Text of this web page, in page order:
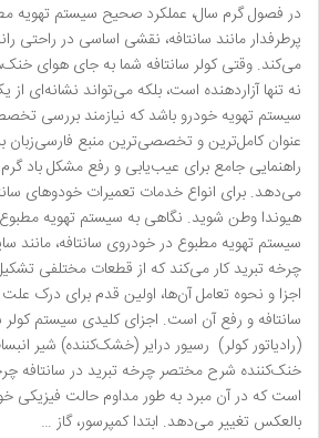
در فصول گرم سال، عملکرد صحیح سیستم تهویه
پرطرفدار مانند سانتافه، نقشی اساسی در راحتی
می‌کند. وقتی کولر سانتافه شما به جای هوای خنک،
نه تنها آزاردهنده است، بلکه می‌تواند نشانه‌ای
سیستم تهویه خودرو باشد که نیازمند بررسی
عنوان کامل‌ترین و تخصصی‌ترین منبع فارسی‌زبان
راهنمایی جامع برای عیب‌یابی و رفع مشکل باد
می‌دهد. برای انواع خدمات تعمیرات خودوهای
هیوندا وطن شوید. نگاهی به سیستم تهویه
سیستم تهویه مطبوع در خودروی سانتافه، مانند
چرخه تبرید کار می‌کند که از قطعات مختلفی
اجزا و نحوه تعامل آن‌ها، اولین قدم برای درک علت
سانتافه و رفع آن است. اجزای کلیدی سیستم کولر
(رادیاتور کولر) رسیور درایر (خشک‌کننده) شیر
خنک‌کننده شرح مختصر چرخه تبرید در سانتافه
است که در آن مبرد به طور مداوم حالت فیزیکی
بالعکس تغییر می‌دهد. ابتدا کمپرسور، گاز …